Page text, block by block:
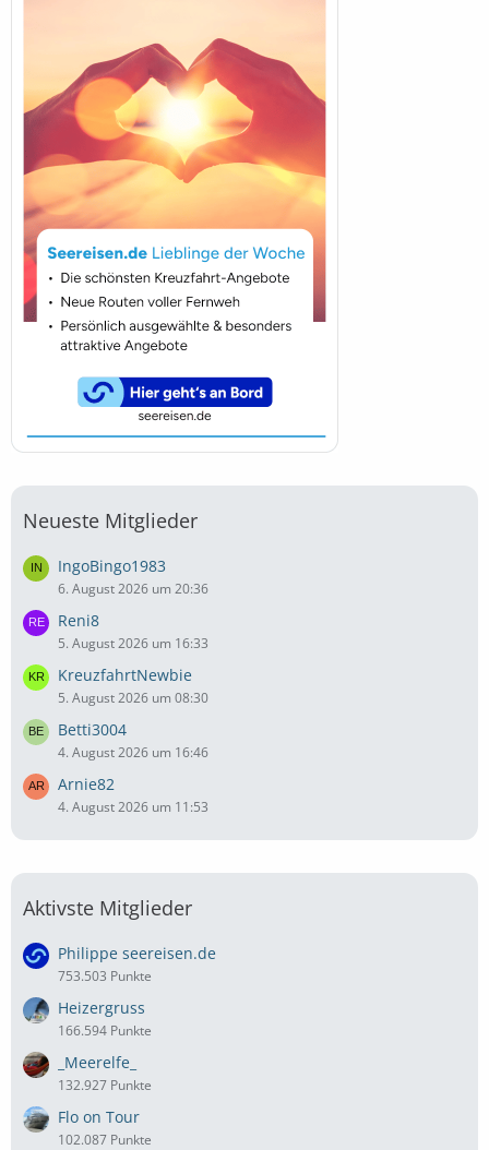
Neueste Mitglieder
IngoBingo1983
6. August 2026 um 20:36
Reni8
5. August 2026 um 16:33
KreuzfahrtNewbie
5. August 2026 um 08:30
Betti3004
4. August 2026 um 16:46
Arnie82
4. August 2026 um 11:53
Aktivste Mitglieder
Philippe seereisen.de
753.503 Punkte
Heizergruss
166.594 Punkte
_Meerelfe_
132.927 Punkte
Flo on Tour
102.087 Punkte